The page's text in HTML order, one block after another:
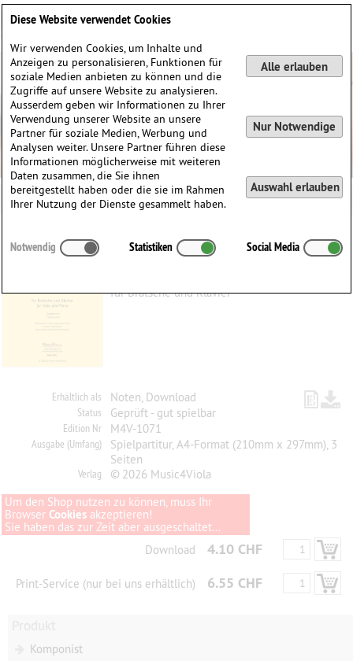
Sérénité
für Bratsche und Klavier
Erhältlich als Noten, Download
Status Geprüft - gut spielbar
Edition Nr M4V-1071
Ausgabe (Umfang)
Spielpartitur, A4-Format (210mm x 297mm), 3
Seiten
Verlag
© 2026 Music4Viola
Um den Shop nutzen zu können, muss Ihr
Browser Cookies akzeptieren!
Sie haben das zur Zeit aber ausgeschaltet...
Download
4.10 CHF
Print-Service (nur bei uns erhältlich) 6.55 CHF
Komponist
Diese Website verwendet Cookies
Wir verwenden Cookies, um Inhalte und
Anzeigen zu personalisieren, Funktionen für
soziale Medien anbieten zu können und die
Zugriffe auf unsere Website zu analysieren.
Ausserdem geben wir Informationen zu Ihrer
Verwendung unserer Website an unsere
Partner für soziale Medien, Werbung und
Analysen weiter. Unsere Partner führen diese
Informationen möglicherweise mit weiteren
Daten zusammen, die Sie ihnen
bereitgestellt haben oder die sie im Rahmen
Ihrer Nutzung der Dienste gesammelt haben.
Alle erlauben
Nur Notwendige
Auswahl erlauben
Notwendig Statistiken Social Media